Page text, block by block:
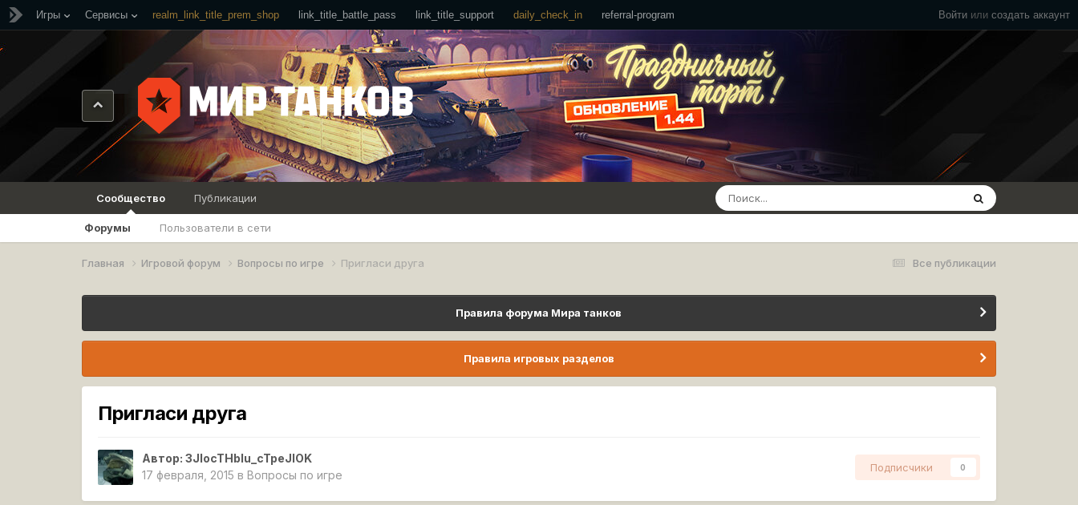
Войти или создать аккаунт
Игры Сервисы realm_link_title_prem_shop link_title_battle_pass link_title_support daily_check_in referral-program
Сообщество
Форумы Пользователи в сети
Публикации
Все публикации
Главная Игровой форум Вопросы по игре Пригласи друга
Правила форума Мира танков
Правила игровых разделов
Пригласи друга
Автор:3JIocTHbIu_cTpeJIOK
17 февраля, 2015 в Вопросы по игре
Подписчики 0